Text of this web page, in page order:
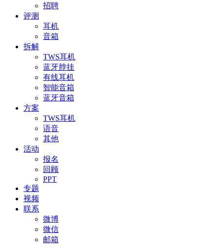
招聘
评测
耳机
音箱
拆解
TWS耳机
蓝牙脖挂
有线耳机
智能音箱
蓝牙音箱
方案
TWS耳机
语音
其他
活动
报名
回顾
PPT
专题
视频
联系
微博
微信
邮箱